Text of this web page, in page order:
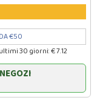
DA €50
30 giorni: € 7.12